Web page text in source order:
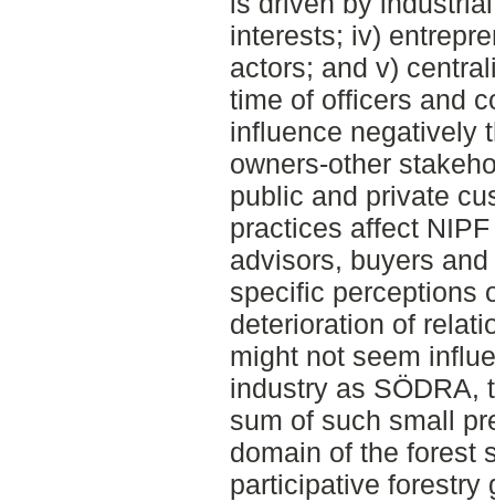
interests; iv)
actors; and v)
time of officers and
influence negatively
owners-other
public and private
practices affect
advisors, buyers
specific perceptions
deterioration of
might not seem
industry as SÖDRA,
sum of such small
domain of the forest
participative forestry